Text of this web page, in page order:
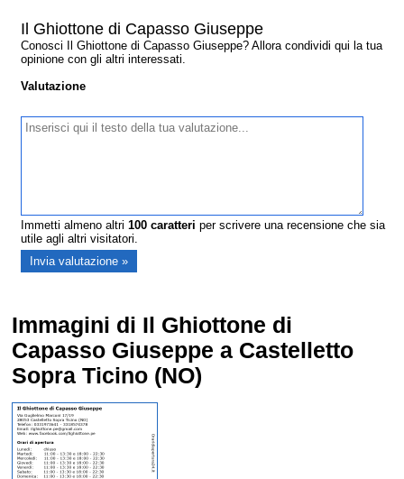
Il Ghiottone di Capasso Giuseppe
Conosci Il Ghiottone di Capasso Giuseppe? Allora condividi qui la tua
opinione con gli altri interessati.
Valutazione
Immetti almeno altri100 caratteri per scrivere una recensione che sia
utile agli altri visitatori.
Immagini di Il Ghiottone di
Capasso Giuseppe a Castelletto
Sopra Ticino (NO)